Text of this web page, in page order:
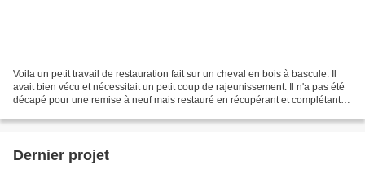
Voila un petit travail de restauration fait sur un cheval en bois à bascule. Il
avait bien vécu et nécessitait un petit coup de rajeunissement. Il n'a pas été
décapé pour une remise à neuf mais restauré en récupérant et complétant
Dernier projet